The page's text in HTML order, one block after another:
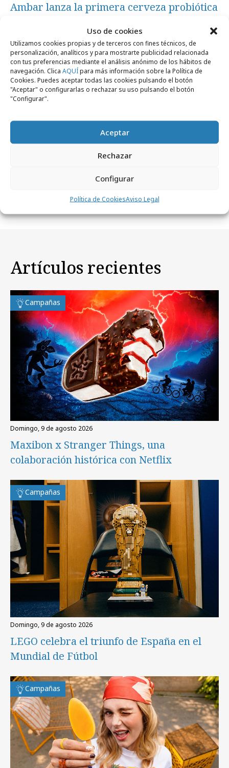
Uso de cookies
Utilizamos cookies propias y de terceros con fines técnicos, de
personalización, analíticos y para mostrarte publicidad relacionada
con tus preferencias mediante el análisis anónimo de los hábitos de
navegación. Clica AQUÍpara más información sobre la Política de
Cookies. Puedes aceptar todas las cookies pulsando el botón
"Aceptar" o configurarlas o rechazar su uso pulsando el botón
"Configurar".
Aceptar
Rechazar
Configurar
Política de CookiesAviso Legal
Ambar lanza la primera cerveza probiótica
Campañas
"Espíritu Seeker", nuevo posicionamiento
de San Miguel
Artículos recientes
Campañas
domingo, 9 de agosto 2026
Maxibon x Stranger Things, una
colaboración histórica con Netflix
Campañas
domingo, 9 de agosto 2026
LEGO celebra el triunfo de España en el
Mundial de Fútbol
Campañas